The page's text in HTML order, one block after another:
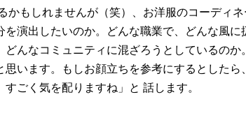
かもしれませんが（笑）、お洋服のコーディネ
を演出したいのか。どんな職業で、どんな風
どんなコミュニティに混ざろうとしているの
思います。もしお顔立ちを参考にするとしたら
すごく気を配りますね」と 話します。